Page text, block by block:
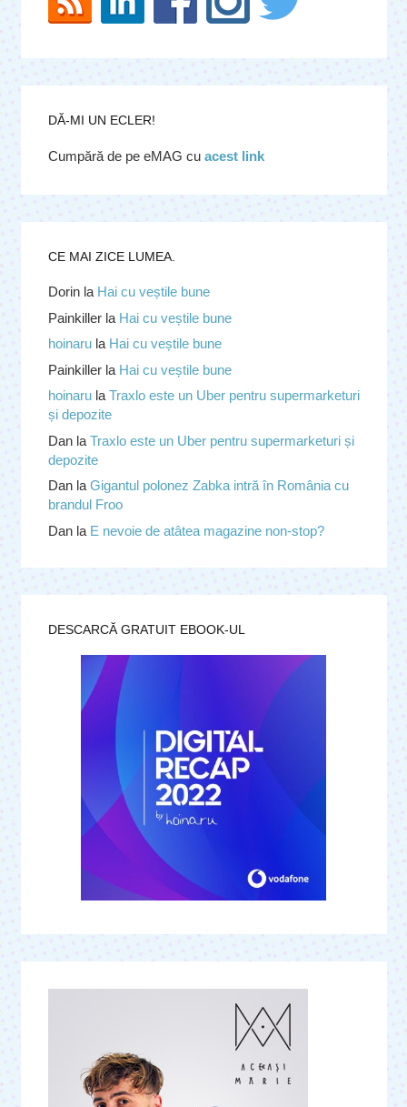
DĂ-MI UN ECLER!
Cumpără de pe eMAG cu acest link
CE MAI ZICE LUMEA.
Dorinla Hai cu veștile bune
Painkillerla Hai cu veștile bune
hoinarula Hai cu veștile bune
Painkillerla Hai cu veștile bune
hoinarula Traxlo este un Uber pentru supermarketuri
și depozite
Danla Traxlo este un Uber pentru supermarketuri și
depozite
Danla Gigantul polonez Zabka intră în România cu
brandul Froo
Danla E nevoie de atâtea magazine non-stop?
DESCARCĂ GRATUIT EBOOK-UL